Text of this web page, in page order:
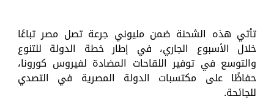
تأتي هذه الشحنة ضمن مليوني جرعة تصل مصر تباعًا
خلال الأسبوع الجاري، في إطار خطة الدولة للتنوع
والتوسع في توفير اللقاحات المضادة لفيروس كورونا،
حفاظًا على مكتسبات الدولة المصرية في التصدي
للجائحة.